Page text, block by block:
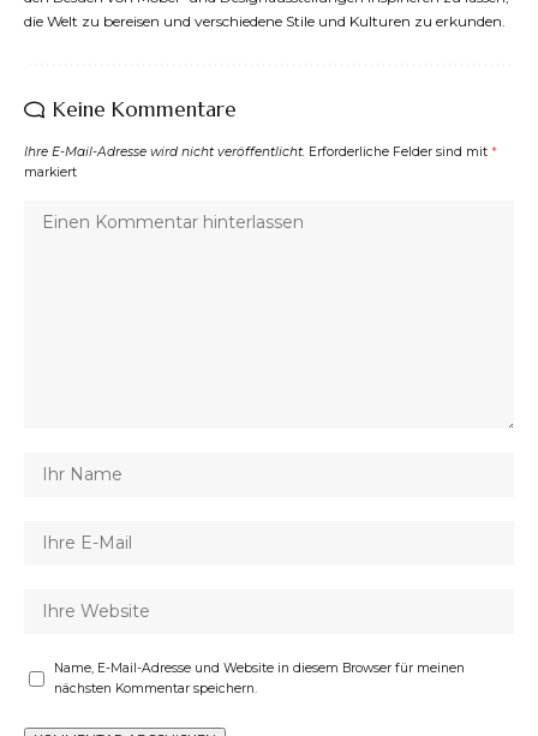
die Welt zu bereisen und verschiedene Stile und Kulturen zu erkunden.
Keine Kommentare
Ihre E-Mail-Adresse wird nicht veröffentlicht. Erforderliche Felder sind mit *
markiert
Name, E-Mail-Adresse und Website in diesem Browser für meinen
nächsten Kommentar speichern.